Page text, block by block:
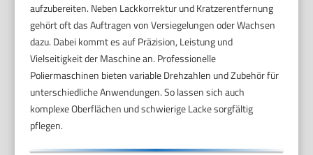
aufzubereiten. Neben Lackkorrektur und Kratzerentfernung
gehört oft das Auftragen von Versiegelungen oder Wachsen
dazu. Dabei kommt es auf Präzision, Leistung und
Vielseitigkeit der Maschine an. Professionelle
Poliermaschinen bieten variable Drehzahlen und Zubehör für
unterschiedliche Anwendungen. So lassen sich auch
komplexe Oberflächen und schwierige Lacke sorgfältig
pflegen.